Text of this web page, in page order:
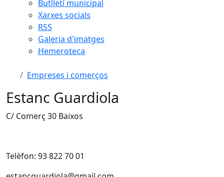
Butlletí municipal
Xarxes socials
RSS
Galeria d'imatges
Hemeroteca
Empreses i comerços
Estanc Guardiola
C/ Comerç 30 Baixos
Telèfon: 93 822 70 01